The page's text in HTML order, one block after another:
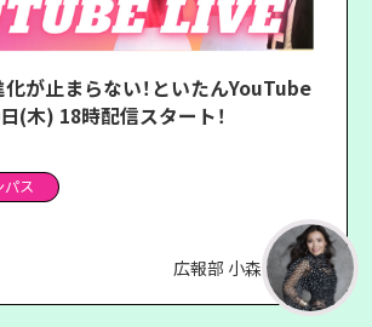
化が止まらない！といたんYouTube
(木) 18時配信スタート！
パス
広報部 小森